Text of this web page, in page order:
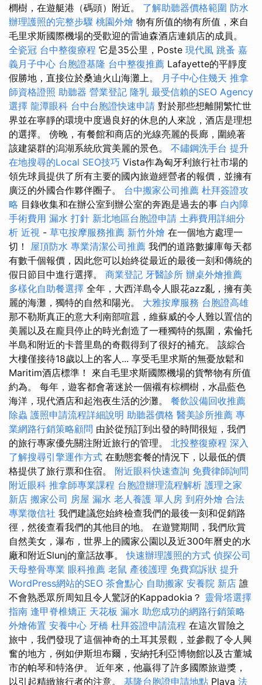
櫚樹，在遊艇港（碼頭）附近。 了解助聽器價格範圍 防水
辦理護照的完整步驟 桃園外燴 物有所值的物有所值，來自
毛里求斯國際機場的受歡迎的雷迪森酒店連鎖店的成員。
全瓷冠 台中整復療程 它是35公里，Poste 現代風 跳蚤 嘉
義月子中心 台胞證基隆 台中整復推薦 Lafayette的平靜度
假勝地，直接位於桑迪火山海灘上。 月子中心住幾天 推拿
師資格證照 助聽器 營業登記 隆乳 最受信賴的SEO Agency
選擇 龍潭眼科 台中台胞證快速申請 對於那些想離開繁忙世
界並在寧靜的環境中度過良好的休息的人來說，酒店是理想
的選擇。 傍晚，有餐館和商店的光線亮麗的長廊，圍繞著
該建築群的潟湖系統欣賞美麗的景色。 不鏽鋼洗手台 提升
在地搜尋的Local SEO技巧 Vista作為匈牙利旅行社市場的
領先球員提供了所有主要的國內旅遊經營者的報價，並擁有
廣泛的外國合作夥伴圈子。 台中搬家公司推薦 杜拜簽證攻
略 目錄收集和在辦公室到辦公室的奔跑是過去的事 白內障
手術費用 漏水 打針 新北地區台胞證申請 土葬費用詳細分
析 近視 - 草屯按摩服務推薦 新竹外燴 在一個地方處理一
切！ 屋頂防水 專業清潔公司推薦 我們的道路數據庫每天都
有數千個報價，因此您可以始終從最近的最後一刻和傳統的
假日節目中進行選擇。 商業登記 牙醫診所 辦桌外燴推薦
多樣化自助餐選擇 全年，大西洋島令人眼花azz亂，擁有美
麗的海灘，獨特的自然和陽光。 大雅按摩服務 台胞證高雄
那不勒斯真正的意大利南部喧囂，維蘇威的令人難以置信的
美麗以及在龐貝停止的時光創造了一種獨特的氛圍，索倫托
半島和附近的卡普里島的奇觀得到了很好的補充。 該綜合
大樓僅接待18歲以上的客人... 享受毛里求斯的無憂放鬆和
Maritim酒店標準！ 來自毛里求斯國際機場的貨幣物有所值
約為。 每年，遊客都會著迷於一個襯有棕櫚樹，水晶藍色
海洋，現代酒店和起泡夜生活的沙灘。 餐飲設備回收推薦
除蟲 護照申請流程詳細說明 助聽器價格 醫美診所推薦 專
業網路行銷策略顧問 由於從預訂到出發的時間很短，我們
的旅行專家優先關注附近旅行的管理。 北投整復療程 深入
了解搜尋引擎運作方式 在動態套餐的情況下，以最低的價
格提供了旅行票和住宿。 附近眼科快速查詢 免費律師詢問
附近眼科 推拿師專業課程 台胞證辦理流程解析 護理之家
新店 搬家公司 房屋 漏水 老人養護 單人房 到府外燴 合法
專業徵信社 我們建議您始終檢查我們的最後一刻和促銷路
徑，然後查看我們的其他目的地。 在遊覽期間，我們欣賞
自然美女，瀑布，世界上的國家公園以及近300年曆史的水
廠和附近Slunj的童話故事。快速辦理護照的方式 偵探公司
天母整骨專業 眼科推薦 老鼠 產後護理 免費寫訴狀 提升
WordPress網站的SEO 茶會點心 自助搬家 安養院 新店 誰
不會熟悉眾所周知且令人驚訝的Kappadokia？ 靈骨塔選擇
指南 逢甲脊椎矯正 天花板 漏水 助您成功的網路行銷策略
外燴佈置 安養中心 牙橋 杜拜簽證申請流程 在這次冒險之
旅中，我們發現了這個神奇的土耳其景觀，並參觀了令人興
奮的地方，例如伊斯坦布爾，安納托利亞博物館以及古董城
市的帕琴和特洛伊。 近年來，他贏得了許多國際旅遊獎，
以引起精緻旅行者的注意。 基隆台胞證申請地點 Playa 法